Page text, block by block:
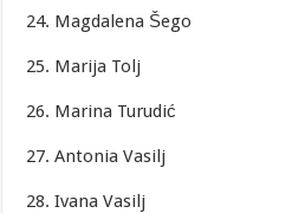
24. Magdalena Šego
25. Marija Tolj
26. Marina Turudić
27. Antonia Vasilj
28. Ivana Vasilj